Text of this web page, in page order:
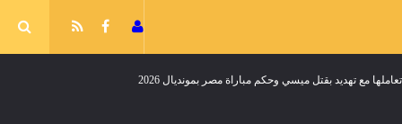
مع تهديد بقتل ميسي وحكم مباراة مصر بمونديال 2026